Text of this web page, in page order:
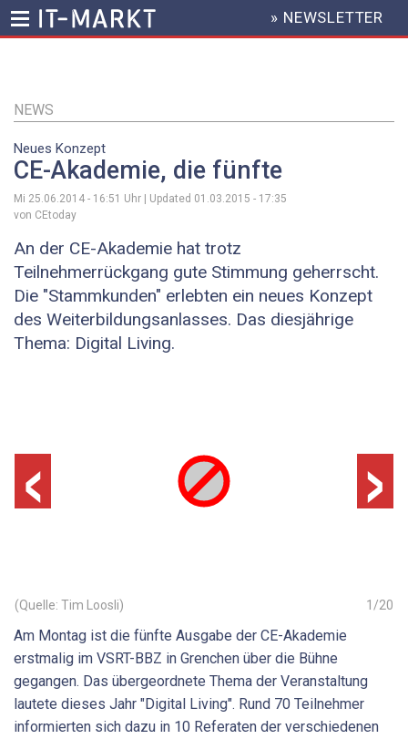
Inhalt
HEADER
MENU
» NEWSLETTER
NEWS
Neues Konzept
CE-Akademie, die fünfte
Mi 25.06.2014 - 16:51 Uhr | Updated 01.03.2015 - 17:35
von CEtoday
An der CE-Akademie hat trotz
Teilnehmerrückgang gute Stimmung geherrscht.
Die "Stammkunden" erlebten ein neues Konzept
des Weiterbildungsanlasses. Das diesjährige
Thema: Digital Living.
‹ ›
1 /20
(Quelle: Tim Loosli)
Am Montag ist die fünfte Ausgabe der CE-Akademie
erstmalig im VSRT-BBZ in Grenchen über die Bühne
gegangen. Das übergeordnete Thema der Veranstaltung
lautete dieses Jahr "Digital Living". Rund 70 Teilnehmer
informierten sich dazu in 10 Referaten der verschiedenen